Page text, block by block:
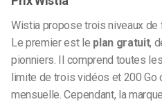
Wistia propose trois niveaux
Le premier est le plan gratuit,
pionniers. Il comprend toutes
limite de trois vidéos et 200 Go
mensuelle. Cependant, la